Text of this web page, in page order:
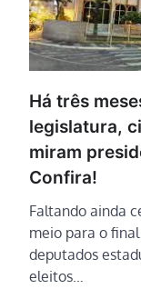
Há três
legislatura,
miram
Confira!
Faltando ainda
meio para o
deputados
eleitos…